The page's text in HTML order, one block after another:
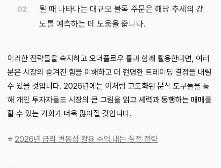
될 때 나타나는 대규모 블록 주문은 해당 추세의 강
도를 예측하는 데 도움을 줍니다.
이러한 전략들을 숙지하고 오더플로우 툴과 함께 활용한다면, 여러
분은 시장의 숨겨진 힘을 이해하고 더 현명한 트레이딩 결정을 내릴
수 있을 것입니다. 2026년에는 이처럼 고도화된 분석 도구들을 통
해 개인 투자자들도 시장의 큰 그림을 읽고 세력과 동행하는 매매를
할 수 있는 기회가 더욱 많아질 것입니다.
⭐ 2026년 금리 변동성 활용 수익 내는 실전 전략